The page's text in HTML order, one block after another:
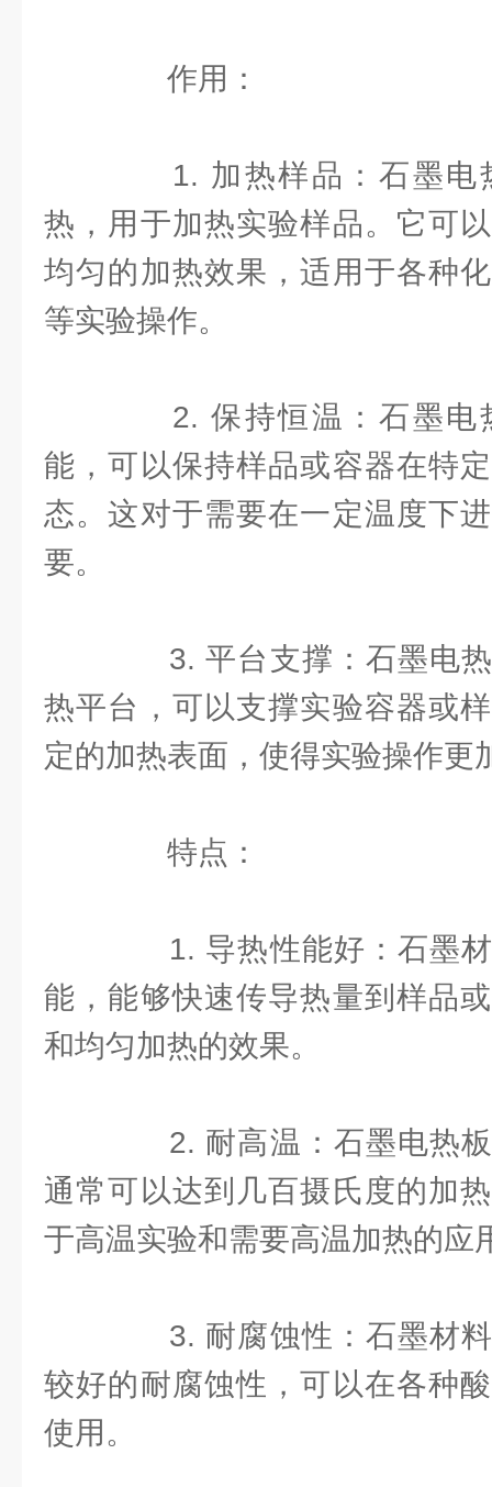
作用：
1. 加热样品：石墨电
热，用于加热实验样品。它可
均匀的加热效果，适用于各种
等实验操作。
2. 保持恒温：石墨电
能，可以保持样品或容器在特
态。这对于需要在一定温度下
要。
3. 平台支撑：石墨电热
热平台，可以支撑实验容器或
定的加热表面，使得实验操作更
特点：
1. 导热性能好：石墨材
能，能够快速传导热量到样品
和均匀加热的效果。
2. 耐高温：石墨电热板
通常可以达到几百摄氏度的加
于高温实验和需要高温加热的应
3. 耐腐蚀性：石墨材料
较好的耐腐蚀性，可以在各种
使用。